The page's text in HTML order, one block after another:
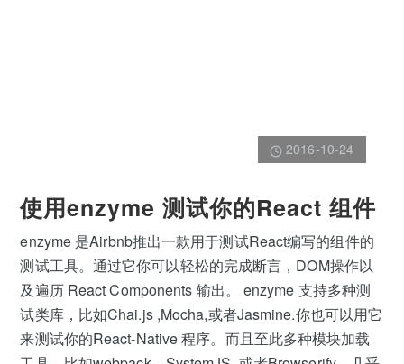
2016-10-24
使用enzyme 测试你的React 组件
enzyme 是Airbnb推出一款用于测试React编写的组件的
测试工具。通过它你可以轻松的完成断言，DOM操作以
及遍历 React Components 输出。 enzyme 支持多种测
试类库，比如Chai.js ,Mocha,或者Jasmine.你也可以用它
来测试你的React-Native 程序。而且至此多种模块加载